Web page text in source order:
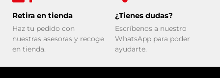
Retira en tienda
Haz tu pedido con
nuestras asesoras y recoge
en tienda.
¿Tienes dudas?
Escríbenos a nuestro
WhatsApp para poder
ayudarte.